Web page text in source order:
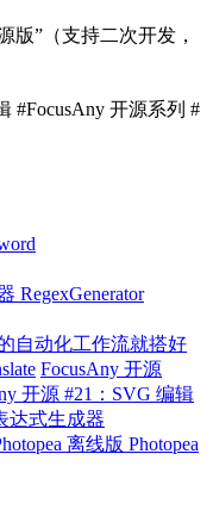
版”（支持二次开发，
#FocusAny 开源系列 #
RegexGenerator
自动化工作流就搭好
FocusAny 开源
开源 #21：SVG 编辑
达式生成器
离线版 Photopea